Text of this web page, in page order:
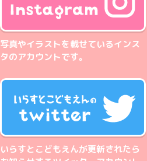
写真やイラストを載せているインス
タのアカウントです。
いらすとこどもえんが更新されたら